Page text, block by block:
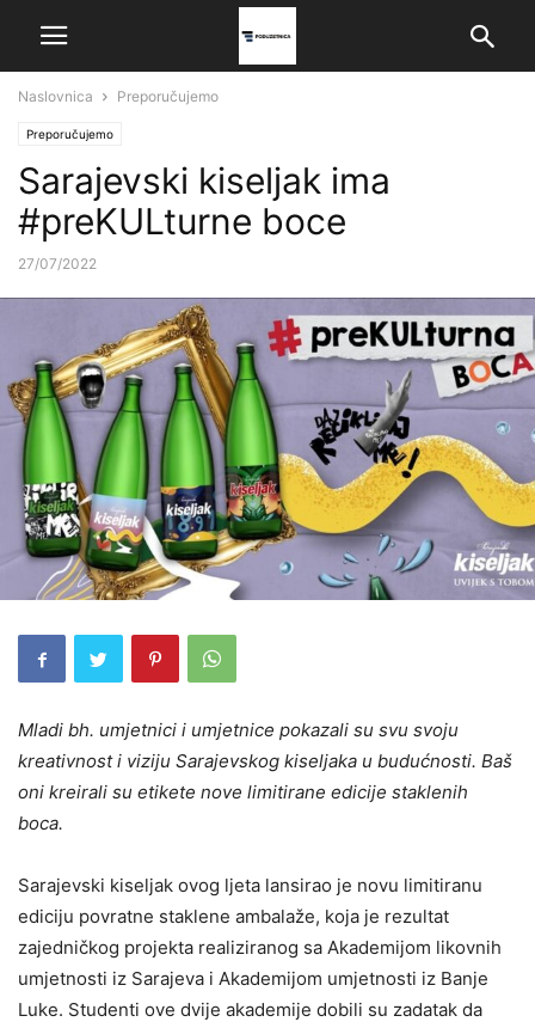
Naslovnica Preporučujemo
Preporučujemo
Sarajevski kiseljak ima
#preKULturne boce
27/07/2022
Mladi bh. umjetnici i umjetnice pokazali su svu svoju
kreativnost i viziju Sarajevskog kiseljaka u budućnosti. Baš
oni kreirali su etikete nove limitirane edicije staklenih
boca.
Sarajevski kiseljak ovog ljeta lansirao je novu limitiranu
ediciju povratne staklene ambalaže, koja je rezultat
zajedničkog projekta realiziranog sa Akademijom likovnih
umjetnosti iz Sarajeva i Akademijom umjetnosti iz Banje
Luke. Studenti ove dvije akademije dobili su zadatak da